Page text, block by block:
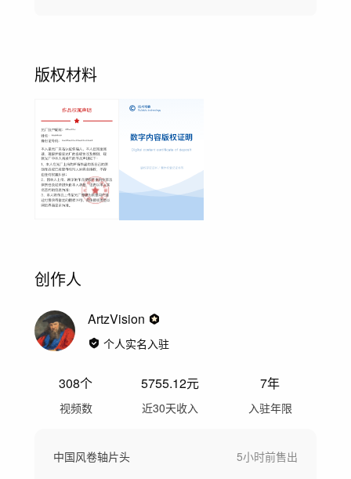
版权材料
创作人
ArtzVision
个人实名入驻
308个
视频数
5755.12元
近30天收入
7年
入驻年限
中国风卷轴片头 5小时前售出